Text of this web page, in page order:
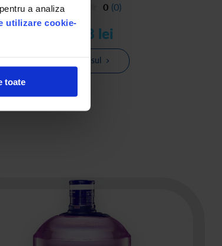
a analiza
utilizare cookie-
toate
0 (0)
131,28 lei
Vezi produsul